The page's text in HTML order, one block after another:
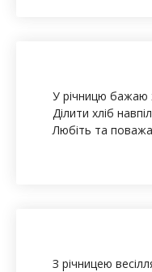
У річницю бажаю
Ділити хліб
Любіть та
З річницею